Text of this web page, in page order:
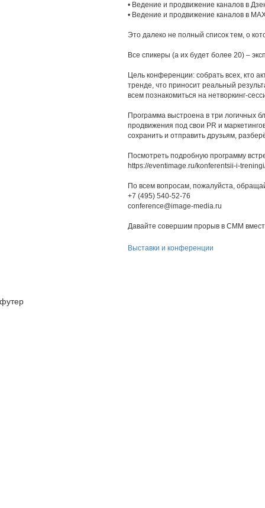
• Ведение и продвижение каналов в
• Ведение и продвижение каналов в
Это далеко не полный список тем, о
Все спикеры (а их будет более 20) –
Цель конференции: собрать всех, кто
тренде, что приносит реальный
всем познакомиться на нетворкинг-
Программа выстроена в три логичных
продвижения под свои PR и
сохранить и отправить друзьям,
Посмотреть подробную программу
https://eventimage.ru/konferentsii-i-
По всем вопросам, пожалуйста,
+7 (495) 540-52-76
conference@image-media.ru
Давайте совершим прорыв в СММ
Выставки и конференции
футер